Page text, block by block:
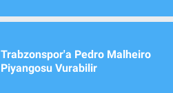
Trabzonspor'a Pedro Malheiro
Piyangosu Vurabilir